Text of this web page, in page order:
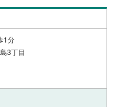
他:物件相談、住宅ローン
でもお気軽にご相談くだ
1分
3丁目